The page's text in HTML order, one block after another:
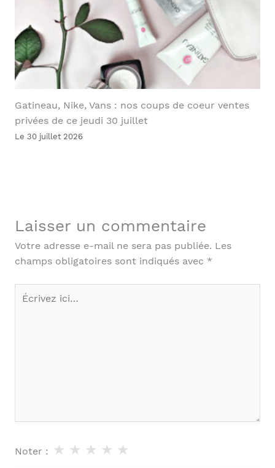
Gatineau, Nike, Vans : nos coups de coeur ventes
privées de ce jeudi 30 juillet
Le 30 juillet 2026
Laisser un commentaire
Votre adresse e-mail ne sera pas publiée. Les
champs obligatoires sont indiqués avec *
Écrivez
Noter : ★
★
★
★
★